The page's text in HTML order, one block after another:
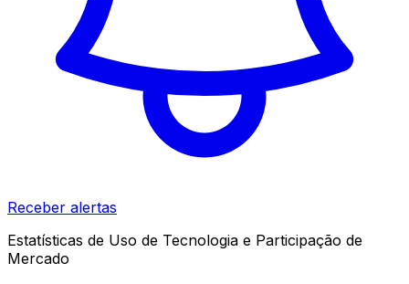
Receber alertas
Estatísticas de Uso de Tecnologia e Participação de
Mercado